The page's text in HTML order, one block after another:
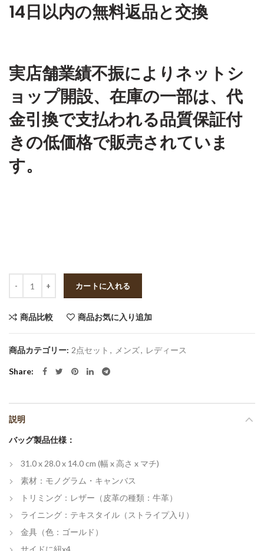
14日以内の無料返品と交換
実店舗業績不振によりネットシ
ョップ開設、在庫の一部は、代
金引換で支払われる品質保証付
きの低価格で販売されていま
す。
カートに入れる
商品比較 商品お気に入り追加
商品カテゴリー: 2点セット , メンズ, レディース
Share
説明
バッグ製品仕様：
31.0 x 28.0 x 14.0 cm (幅 x 高さ x マチ)
素材：モノグラム・キャンバス
トリミング：レザー（皮革の種類：牛革）
ライニング：テキスタイル（ストライプ入り）
金具（色：ゴールド）